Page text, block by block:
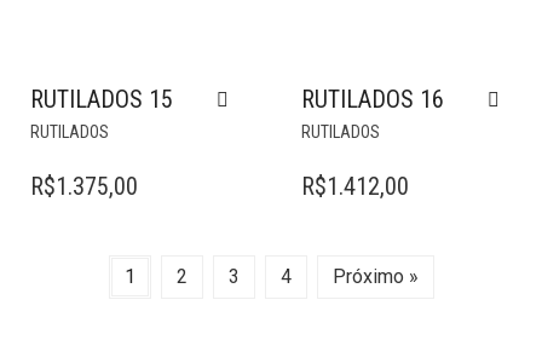
RUTILADOS 15
RUTILADOS
R$1.375,00
RUTILADOS 16
RUTILADOS
R$1.412,00
1 2 3 4 Próximo »